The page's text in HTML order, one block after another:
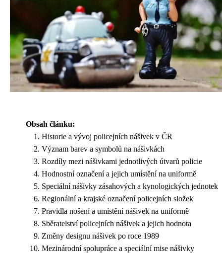
Obsah článku:
Historie a vývoj policejních nášivek v ČR
Význam barev a symbolů na nášivkách
Rozdíly mezi nášivkami jednotlivých útvarů policie
Hodnostní označení a jejich umístění na uniformě
Speciální nášivky zásahových a kynologických jednotek
Regionální a krajské označení policejních složek
Pravidla nošení a umístění nášivek na uniformě
Sběratelství policejních nášivek a jejich hodnota
Změny designu nášivek po roce 1989
Mezinárodní spolupráce a speciální mise nášivky